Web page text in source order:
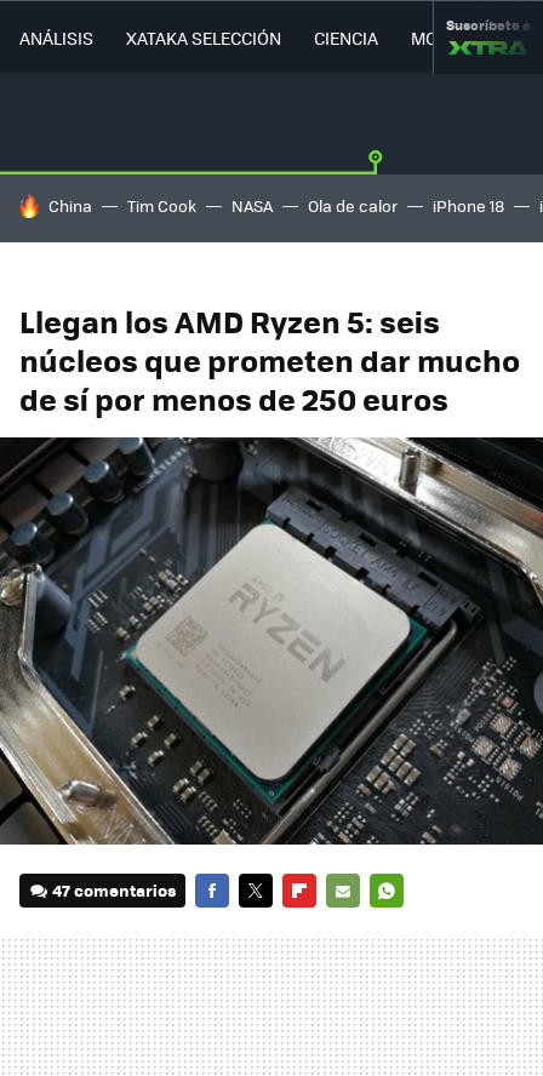
ANÁLISIS XATAKA SELECCIÓN CIENCIA MOVILIDAD
Suscríbete a
HOY SE HABLA DE
China Tim Cook NASA Ola de calor iPhone 18
Llegan los AMD Ryzen 5: seis
núcleos que prometen dar mucho
de sí por menos de 250 euros
47 comentarios
MAIL